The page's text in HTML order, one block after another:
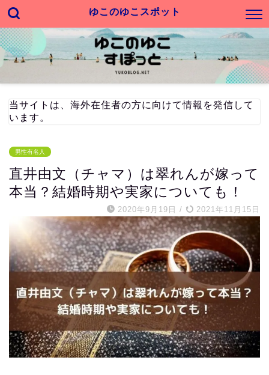
ゆこのゆこスポット
当サイトは、海外在住者の方に向けて情報を発信して
います。
男性有名人
直井由文（チャマ）は翠れんが嫁って
本当？結婚時期や実家についても！
2020年9月19日 / 2021年11月15日